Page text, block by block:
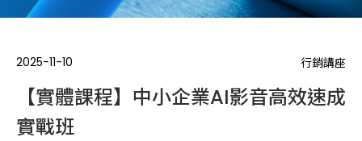
2025-11-10 行銷講座
【實體課程】中小企業AI影音高效速成
實戰班